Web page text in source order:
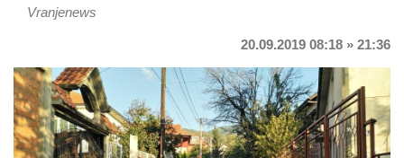
Vranjenews
20.09.2019 08:18 » 21:36